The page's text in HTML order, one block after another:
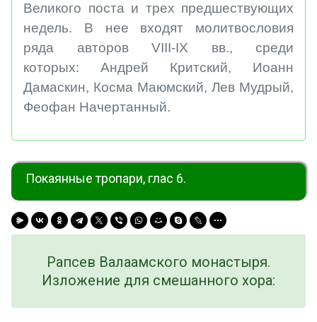
Великого поста и трех предшествующих
недель. В нее входят молитвословия
ряда авторов VIII-IX вв., среди
которых: Андрей Критский, Иоанн
Дамаскин, Косма Маюмский, Лев Мудрый,
Феофан Начертанный.
Покаянные тропари, глас 6.
Рапсев Валаамского монастыря.
Изложение для смешанного хора: